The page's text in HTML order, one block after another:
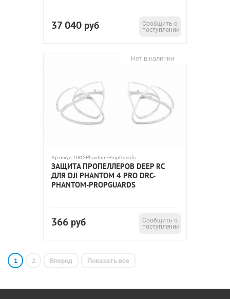
37 040 руб
Сообщить о
поступлении
Нет в наличии
Артикул: DRC-Phantom-PropGuards
ЗАЩИТА ПРОПЕЛЛЕРОВ DEEP RC
ДЛЯ DJI PHANTOM 4 PRO DRC-
PHANTOM-PROPGUARDS
366 руб
Сообщить о
поступлении
1 2 Вперед Показать все